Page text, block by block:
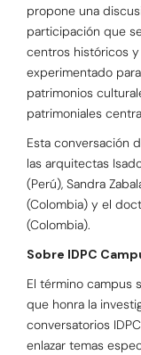
propone una
participación que
centros históricos
experimentado
patrimonios
patrimoniales
Esta conversación
las arquitectas
(Perú), Sandra
(Colombia) y el
(Colombia).
Sobre IDPC
El término campus
que honra la
conversatorios
enlazar temas